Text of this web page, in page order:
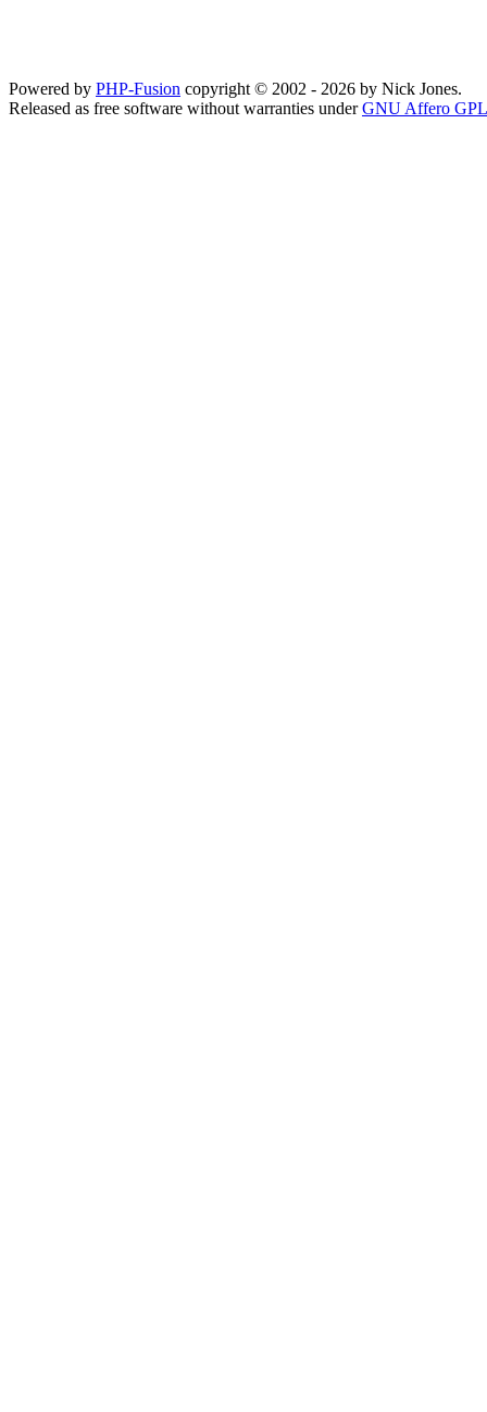
Powered by PHP-Fusion copyright © 2002 - 2026 by Nick Jones.
Released as free software without warranties underGNU Affero GPL